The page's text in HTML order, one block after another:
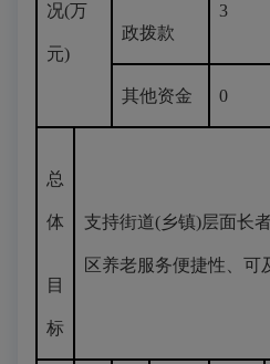
况(万
元)
政拨款
3
其他资金 0
总
体
目
标
支持街道(乡镇)层面长
区养老服务便捷性、可